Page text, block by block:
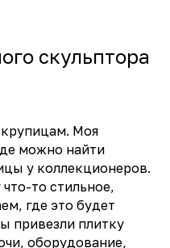
скульптора
Моя
можно найти
у коллекционеров.
то стильное,
где это будет
привезли плитку
оборудование,